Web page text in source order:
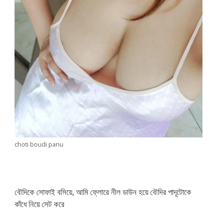
choti boudi panu
বৌদিকে সোফাই বসিয়ে, আমি ফ্লোরে নীল ডাউন হয়ে বৌদির পাদূটোকে
কাঁধে নিয়ে সেট করে